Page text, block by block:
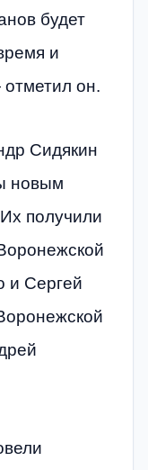
будет
и
он.
Сидякин
новым
получили
и Сергей